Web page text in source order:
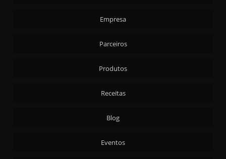
Empresa
Parceiros
Produtos
Receitas
Blog
Eventos